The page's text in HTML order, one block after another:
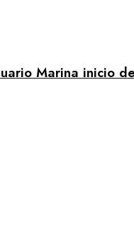
Marina inicio